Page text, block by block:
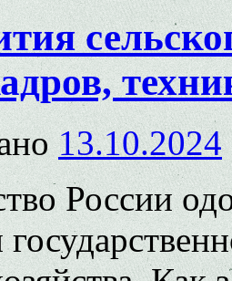
13.10.2024
России